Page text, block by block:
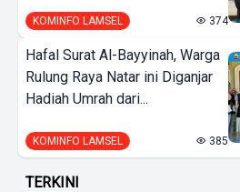
KOMINFO LAMSEL 374
Hafal Surat Al-Bayyinah, Warga
Rulung Raya Natar ini Diganjar
Hadiah Umrah dari...
KOMINFO LAMSEL 385
TERKINI